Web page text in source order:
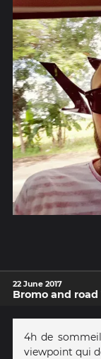
22 June 2017
Bromo and road
4h de
viewpoint qui